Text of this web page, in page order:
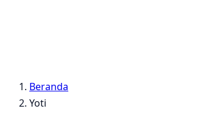
Beranda
Yoti